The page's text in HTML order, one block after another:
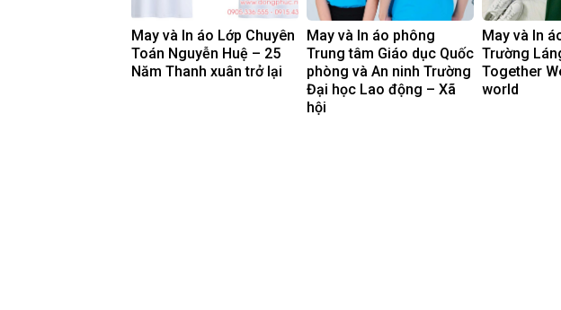
May và In áo Lớp Chuyên
Toán Nguyễn Huệ – 25
Năm Thanh xuân trở lại
May và In áo phông
Trung tâm Giáo dục Quốc
phòng và An ninh Trường
Đại học Lao động – Xã
hội
May và In
Trường
Together
world